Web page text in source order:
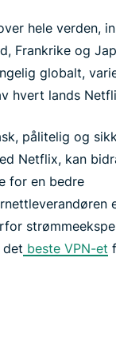
hele verden,
Frankrike og
globalt,
hvert lands
pålitelig og
Netflix, kan
for en bedre
det beste VPN-et